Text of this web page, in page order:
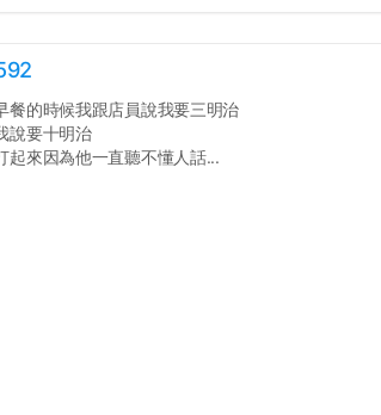
餐的時候我跟店員說我要三明治
說要十明治
起來因為他一直聽不懂人話...